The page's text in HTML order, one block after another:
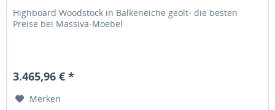
Highboard Woodstock in Balkeneiche geölt- die besten
Preise bei Massiva-Moebel
3.465,96 € *
Merken